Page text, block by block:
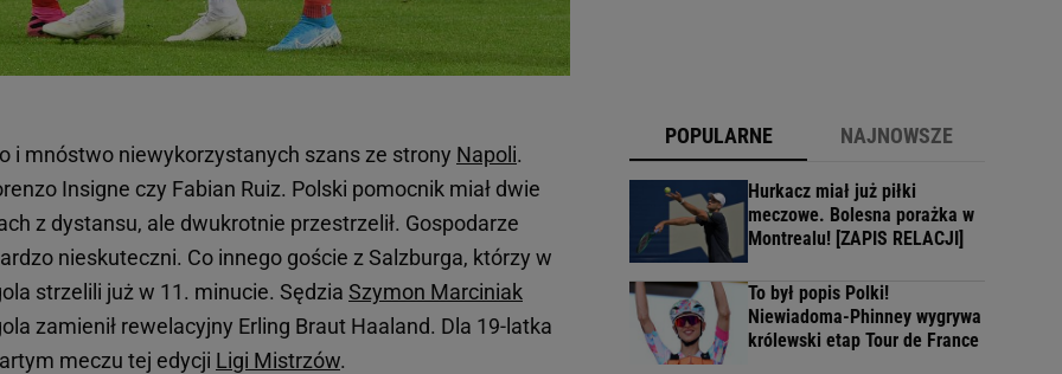
i mnóstwo niewykorzystanych szans ze strony Napoli.
Insigne czy Fabian Ruiz. Polski pomocnik miał dwie
z dystansu, ale dwukrotnie przestrzelił. Gospodarze
nieskuteczni. Co innego goście z Salzburga, którzy w
strzelili już w 11. minucie. Sędzia Szymon Marciniak
zamienił rewelacyjny Erling Braut Haaland. Dla 19-latka
meczu tej edycji Ligi Mistrzów.
POPULARNE NAJNOWSZE
Hurkacz miał już piłki
meczowe. Bolesna porażka w
Montrealu! [ZAPIS RELACJI]
To był popis Polki!
Niewiadoma-Phinney wygrywa
królewski etap Tour de France